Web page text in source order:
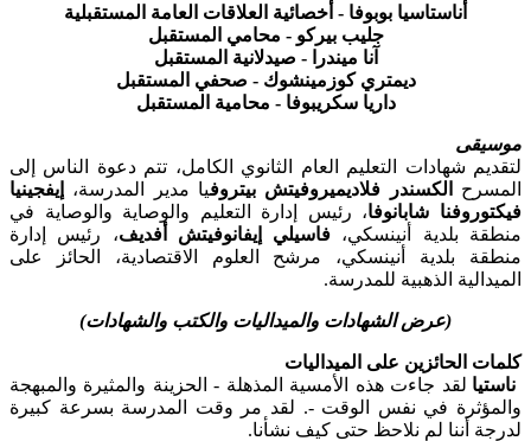
أناستاسيا بوبوفا - أخصائية العلاقات العامة المستقبلية
جليب بيركو - محامي المستقبل
آنا ميندرا - صيدلانية المستقبل
ديمتري كوزمينشوك - صحفي المستقبل
داريا سكريبوفا - محامية المستقبل
موسيقى
لتقديم شهادات التعليم العام الثانوي الكامل، تتم دعوة الناس إلى
المسرح
الكسندر فلاديميروفيتش بيتروفيا مدير المدرسة،
إيفجينيا
فيكتوروفنا شابانوفا، رئيس إدارة التعليم والوصاية والوصاية في
منطقة بلدية أنينسكي، فاسيلي إيفانوفيتش أفديف، رئيس إدارة
منطقة بلدية أنينسكي، مرشح العلوم الاقتصادية، الحائز على
الميدالية الذهبية للمدرسة.
(عرض الشهادات والميداليات والكتب والشهادات)
كلمات الحائزين على الميداليات
ناستيا لقد جاءت هذه الأمسية المذهلة - الحزينة والمثيرة والمبهجة
والمؤثرة في نفس الوقت -. لقد مر وقت المدرسة بسرعة كبيرة
لدرجة أننا لم نلاحظ حتى كيف نشأنا.